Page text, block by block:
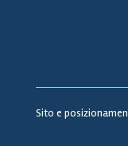
Sito e